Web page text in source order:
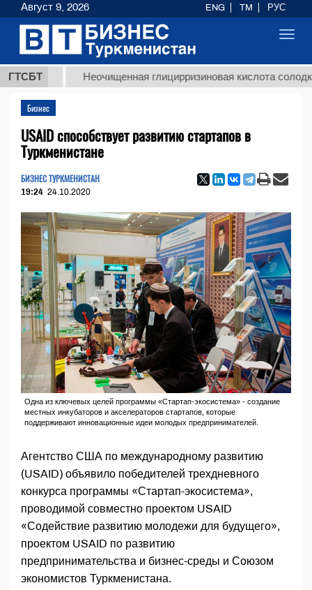
ГТСБТ Неочищенная глицирризиновая кислота солодкового
Бизнес
USAID способствует развитию стартапов в
Туркменистане
БИЗНЕС ТУРКМЕНИСТАН
19:24 24.10.2020
Одна из ключевых целей программы «Стартап-экосистема» - создание
местных инкубаторов и акселераторов стартапов, которые
поддерживают инновационные идеи молодых предпринимателей.
Агентство США по международному развитию
(USAID) объявило победителей трехдневного
конкурса программы «Стартап-экосистема»,
проводимой совместно проектом USAID
«Содействие развитию молодежи для будущего»,
проектом USAID по развитию
предпринимательства и бизнес-среды и Союзом
экономистов Туркменистана.
Август 9, 2026 ENG TM РУС